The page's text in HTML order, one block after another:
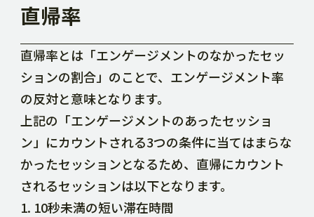
直帰率
直帰率とは「エンゲージメントのなかったセッ
ションの割合」のことで、エンゲージメント率
の反対と意味となります。
上記の「エンゲージメントのあったセッショ
ン」にカウントされる3つの条件に当てはまらな
かったセッションとなるため、直帰にカウント
されるセッションは以下となります。
1. 10秒未満の短い滞在時間